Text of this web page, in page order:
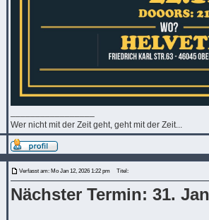
Wer nicht mit der Zeit geht, geht mit der Zeit...
Verfasst am: Mo Jan 12, 2026 1:22 pm Titel:
Nächster Termin: 31.